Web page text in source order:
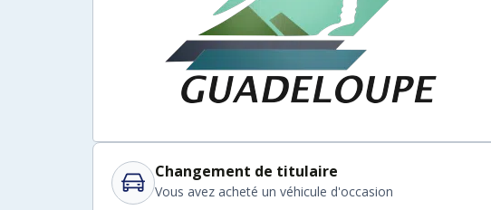
Changement de titulaire
Vous avez acheté un véhicule d'occasion